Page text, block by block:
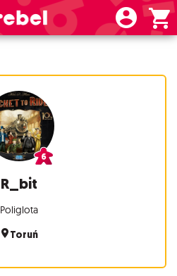
R_bit
Poliglota
Toruń